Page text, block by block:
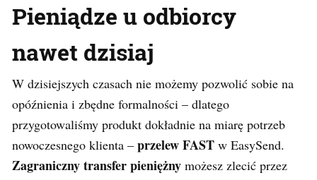
Pieniądze u odbiorcy
nawet dzisiaj
W dzisiejszych czasach nie możemy pozwolić sobie na
opóźnienia i zbędne formalności – dlatego
przygotowaliśmy produkt dokładnie na miarę potrzeb
nowoczesnego klienta – przelew FAST w EasySend.
Zagraniczny transfer pieniężny możesz zlecić przez